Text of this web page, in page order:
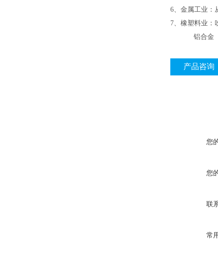
6、金属工业：
7、橡塑料业：
铝合金
产品咨询
您
您
联
常